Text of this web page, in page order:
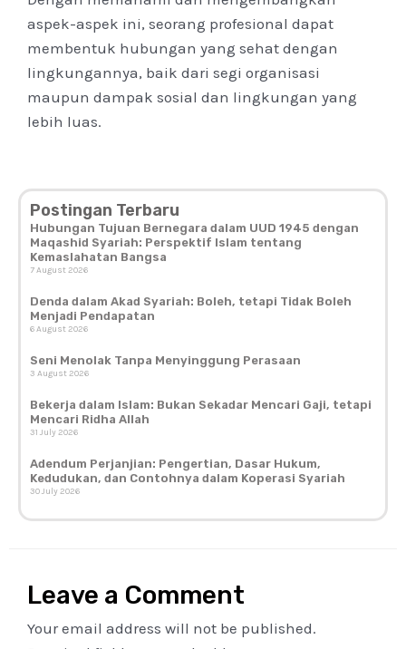
aspek-aspek ini, seorang profesional dapat
membentuk hubungan yang sehat dengan
lingkungannya, baik dari segi organisasi
maupun dampak sosial dan lingkungan yang
lebih luas.
Postingan Terbaru
Hubungan Tujuan Bernegara dalam UUD 1945 dengan
Maqashid Syariah: Perspektif Islam tentang
Kemaslahatan Bangsa
7 August 2026
Denda dalam Akad Syariah: Boleh, tetapi Tidak Boleh
Menjadi Pendapatan
6 August 2026
Seni Menolak Tanpa Menyinggung Perasaan
3 August 2026
Bekerja dalam Islam: Bukan Sekadar Mencari Gaji, tetapi
Mencari Ridha Allah
31 July 2026
Adendum Perjanjian: Pengertian, Dasar Hukum,
Kedudukan, dan Contohnya dalam Koperasi Syariah
30 July 2026
Leave a Comment
Your email address will not be published.